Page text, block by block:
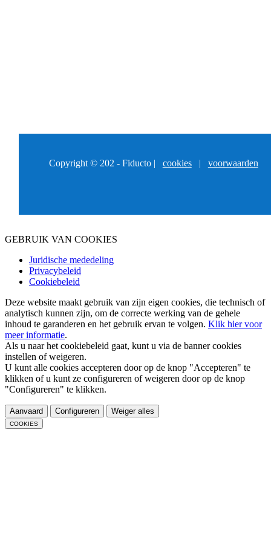
Copyright © 202 - Fiducto | cookies| voorwaarden
GEBRUIK VAN COOKIES
Juridische mededeling
Privacybeleid
Cookiebeleid
Deze website maakt gebruik van zijn eigen cookies, die technisch of
analytisch kunnen zijn, om de correcte werking van de gehele
inhoud te garanderen en het gebruik ervan te volgen. Klik hier voor
meer informatie.
Als u naar het cookiebeleid gaat, kunt u via de banner cookies
instellen of weigeren.
U kunt alle cookies accepteren door op de knop "Accepteren" te
klikken of u kunt ze configureren of weigeren door op de knop
"Configureren" te klikken.
Aanvaard Configureren Weiger alles
COOKIES